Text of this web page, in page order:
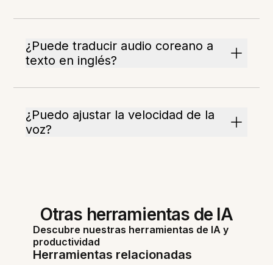
¿Puede traducir audio coreano a
texto en inglés?
¿Puedo ajustar la velocidad de la
voz?
Otras herramientas de IA
Descubre nuestras herramientas de IA y
productividad
Herramientas relacionadas